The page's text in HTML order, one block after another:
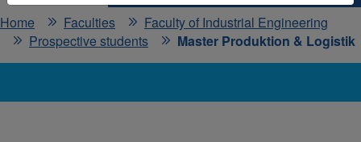
Home
Faculties
Faculty of Industrial Engineering
Prospective students
Master Produktion & Logistik